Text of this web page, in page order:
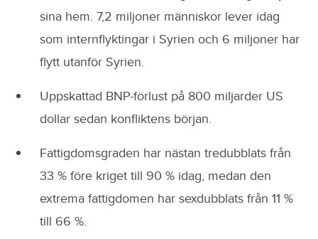
sina hem. 7,2 miljoner människor lever idag
som internflyktingar i Syrien och 6 miljoner har
flytt utanför Syrien.
Uppskattad BNP-förlust på 800 miljarder US
dollar sedan konfliktens början.
Fattigdomsgraden har nästan tredubblats från
33 % före kriget till 90 % idag, medan den
extrema fattigdomen har sexdubblats från 11 %
till 66 %.